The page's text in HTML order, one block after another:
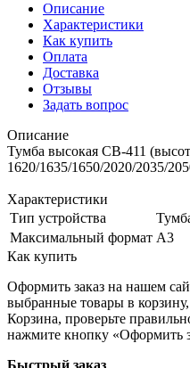
Описание
Характеристики
Как купить
Оплата
Доставка
Отзывы
Задать вопрос
Описание
Тумба высокая CB-411
1620/1635/1650/2020/2035/
Характеристики
Тип устройства
Максимальный формат А3
Как купить
Оформить заказ на нашем
выбранные товары в
Корзина, проверьте
нажмите кнопку «Оформить